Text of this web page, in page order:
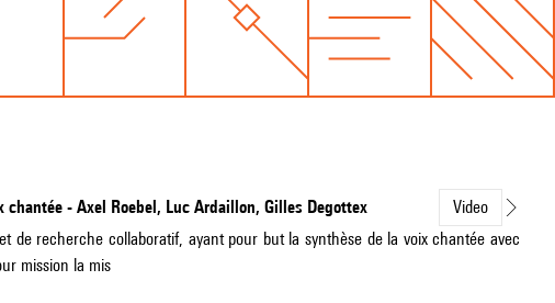
- Axel Roebel, Luc Ardaillon, Gilles Degottex
Video
de recherche collaboratif, ayant pour but la synthèse de la voix chantée avec
mission la mis